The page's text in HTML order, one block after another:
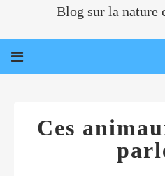
Blog sur la nature
Ces